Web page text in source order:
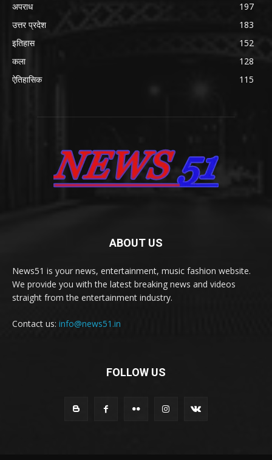
अपराध
197
उत्तर प्रदेश
183
इतिहास
152
कला
128
ऐतिहासिक
115
ABOUT US
News51 is your news, entertainment, music fashion website.
We provide you with the latest breaking news and videos
straight from the entertainment industry.
Contact us: info@news51.in
FOLLOW US